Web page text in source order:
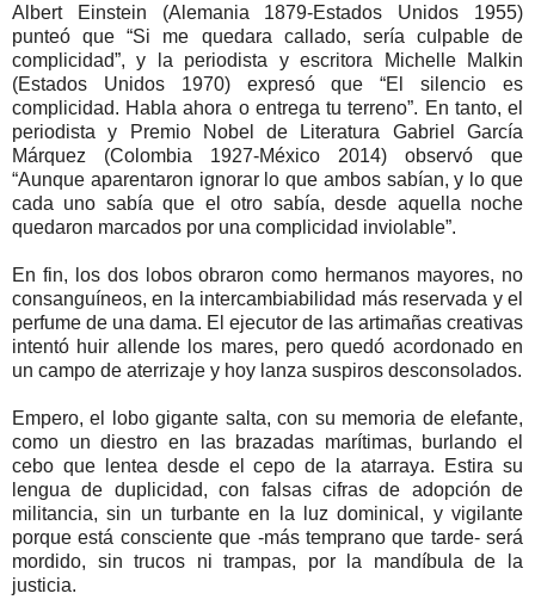
Albert Einstein (Alemania 1879-Estados Unidos 1955)
punteó que “Si me quedara callado, sería culpable de
complicidad”, y la periodista y escritora Michelle Malkin
(Estados Unidos 1970) expresó que “El silencio es
complicidad. Habla ahora o entrega tu terreno”. En tanto, el
periodista y Premio Nobel de Literatura Gabriel García
Márquez (Colombia 1927-México 2014) observó que
“Aunque aparentaron ignorar lo que ambos sabían, y lo que
cada uno sabía que el otro sabía, desde aquella noche
quedaron marcados por una complicidad inviolable”.
En fin, los dos lobos obraron como hermanos mayores, no
consanguíneos, en la intercambiabilidad más reservada y el
perfume de una dama. El ejecutor de las artimañas creativas
intentó huir allende los mares, pero quedó acordonado en
un campo de aterrizaje y hoy lanza suspiros desconsolados.
Empero, el lobo gigante salta, con su memoria de elefante,
como un diestro en las brazadas marítimas, burlando el
cebo que lentea desde el cepo de la atarraya. Estira su
lengua de duplicidad, con falsas cifras de adopción de
militancia, sin un turbante en la luz dominical, y vigilante
porque está consciente que -más temprano que tarde- será
mordido, sin trucos ni trampas, por la mandíbula de la
justicia.